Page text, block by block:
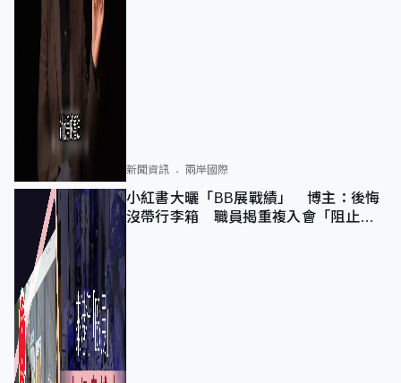
新聞資訊 兩岸國際
小紅書大曬「BB展戰績」 博主：後悔
沒帶行李箱 職員揭重複入會「阻止唔